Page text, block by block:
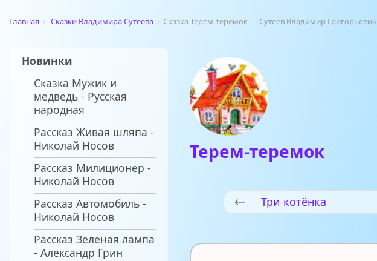
Главная › Сказки Владимира Сутеева › Сказка Терем-теремок — Сутеев Владимир Григорьевич
Новинки
Сказка Мужик и
медведь - Русская
народная
Рассказ Живая шляпа -
Николай Носов
Рассказ Милиционер -
Николай Носов
Рассказ Автомобиль -
Николай Носов
Рассказ Зеленая лампа
- Александр Грин
Терем-теремок
Три котёнка